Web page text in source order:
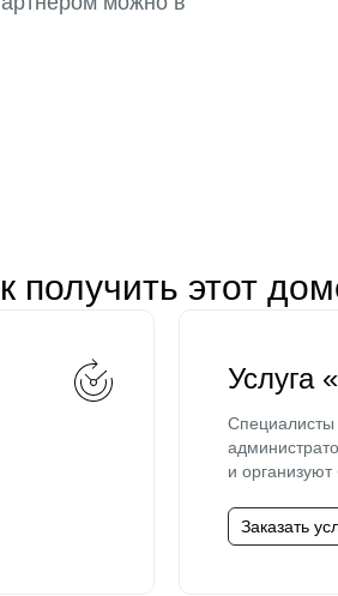
получить этот
Услуга
Специалисты
и организуют
Заказать